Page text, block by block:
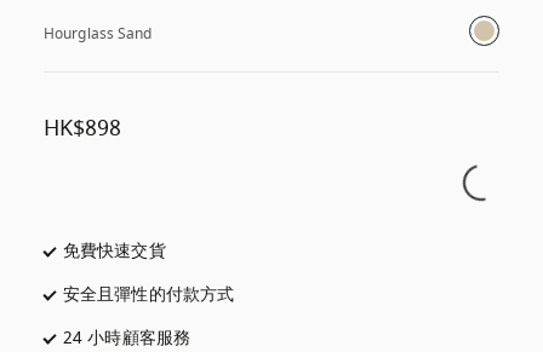
Hourglass Sand
HK$898
免費快速交貨以新標籤頁開啟
安全且彈性的付款方式
24 小時顧客服務